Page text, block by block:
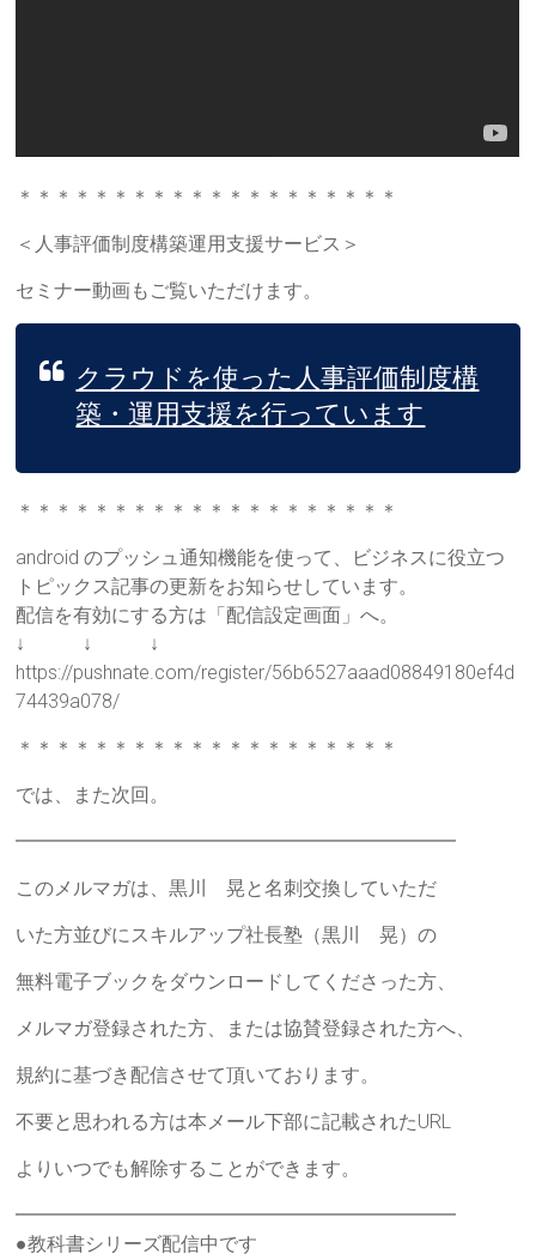
＊＊＊＊＊＊＊＊＊＊＊＊＊＊＊＊＊＊＊＊
＜人事評価制度構築運用支援サービス＞
セミナー動画もご覧いただけます。
クラウドを使った人事評価制度構
築・運用支援を行っています
＊＊＊＊＊＊＊＊＊＊＊＊＊＊＊＊＊＊＊＊
android のプッシュ通知機能を使って、ビジネスに役立つ
トピックス記事の更新をお知らせしています。
配信を有効にする方は「配信設定画面」へ。
↓ ↓ ↓
https://pushnate.com/register/56b6527aaad08849180ef4d
74439a078/
＊＊＊＊＊＊＊＊＊＊＊＊＊＊＊＊＊＊＊＊
では、また次回。
━━━━━━━━━━━━━━━━━━━━━━━
このメルマガは、黒川 晃と名刺交換していただ
いた方並びにスキルアップ社長塾（黒川 晃）の
無料電子ブックをダウンロードしてくださった方、
メルマガ登録された方、または協賛登録された方へ、
規約に基づき配信させて頂いております。
不要と思われる方は本メール下部に記載されたURL
よりいつでも解除することができます。
━━━━━━━━━━━━━━━━━━━━━━━
●教科書シリーズ配信中です